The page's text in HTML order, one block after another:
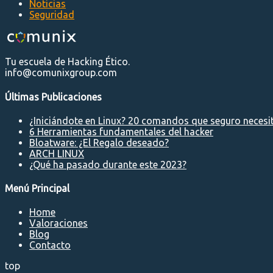
Noticias
Seguridad
Tu escuela de Hacking Ético.
info@comunixgroup.com
Últimas Publicaciones
¿Iniciándote en Linux? 20 comandos que seguro
6 Herramientas fundamentales del hacker
Bloatware: ¿El Regalo deseado?
ARCH LINUX
¿Qué ha pasado durante este 2023?
Menú Principal
Home
Valoraciones
Blog
Contacto
top